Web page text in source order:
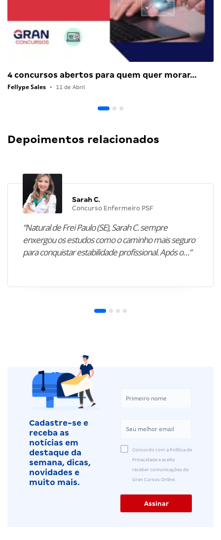
4 concursos abertos para quem quer morar…
Fellype Sales • 11 de Abril
Depoimentos relacionados
Sarah C.
Concurso Enfermeiro PSF
“Natural de Frei Paulo (SE), Sarah C. sempre
enxergou os estudos como o caminho mais seguro
para conquistar estabilidade profissional. Após o…”
Cadastre-se e
receba as
notícias em
destaque da
semana, dicas,
novidades e
muito mais.
Concordo com a Política de
Privacidade e aceito
receber comunicações do
Gran Cursos Online.